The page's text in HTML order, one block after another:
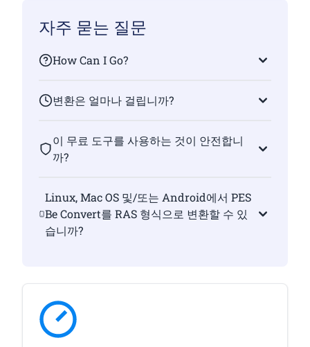
자주 묻는 질문
How Can I Go?
변환은 얼마나 걸립니까?
이 무료 도구를 사용하는 것이 안전합니
까?
Linux, Mac OS 및/또는 Android에서 PES
Be Convert를 RAS 형식으로 변환할 수 있
습니까?